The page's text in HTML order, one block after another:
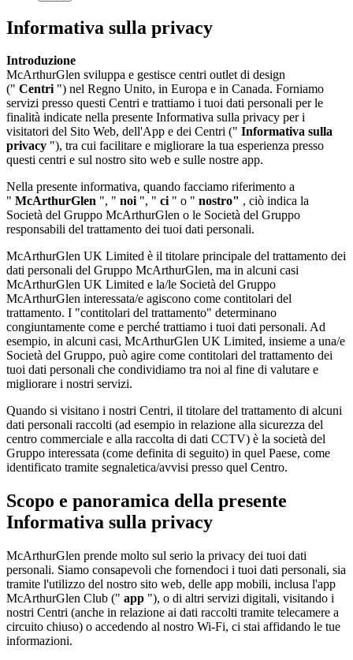
Informativa sulla privacy
Introduzione
McArthurGlen sviluppa e gestisce centri outlet di design
(" Centri") nel Regno Unito, in Europa e in Canada. Forniamo
servizi presso questi Centri e trattiamo i tuoi dati personali per le
finalità indicate nella presente Informativa sulla privacy per i
visitatori del Sito Web, dell'App e dei Centri (" Informativa sulla
privacy "), tra cui facilitare e migliorare la tua esperienza presso
questi centri e sul nostro sito web e sulle nostre app.
Nella presente informativa, quando facciamo riferimento a
" McArthurGlen ", " noi", " ci" o " nostro" , ciò indica la
Società del Gruppo McArthurGlen o le Società del Gruppo
responsabili del trattamento dei tuoi dati personali.
McArthurGlen UK Limited è il titolare principale del trattamento dei
dati personali del Gruppo McArthurGlen, ma in alcuni casi
McArthurGlen UK Limited e la/le Società del Gruppo
McArthurGlen interessata/e agiscono come contitolari del
trattamento. I "contitolari del trattamento" determinano
congiuntamente come e perché trattiamo i tuoi dati personali. Ad
esempio, in alcuni casi, McArthurGlen UK Limited, insieme a una/e
Società del Gruppo, può agire come contitolari del trattamento dei
tuoi dati personali che condividiamo tra noi al fine di valutare e
migliorare i nostri servizi.
Quando si visitano i nostri Centri, il titolare del trattamento di alcuni
dati personali raccolti (ad esempio in relazione alla sicurezza del
centro commerciale e alla raccolta di dati CCTV) è la società del
Gruppo interessata (come definita di seguito) in quel Paese, come
identificato tramite segnaletica/avvisi presso quel Centro.
Scopo e panoramica della presente
Informativa sulla privacy
McArthurGlen prende molto sul serio la privacy dei tuoi dati
personali. Siamo consapevoli che fornendoci i tuoi dati personali, sia
tramite l'utilizzo del nostro sito web, delle app mobili, inclusa l'app
McArthurGlen Club (" app "), o di altri servizi digitali, visitando i
nostri Centri (anche in relazione ai dati raccolti tramite telecamere a
circuito chiuso) o accedendo al nostro Wi-Fi, ci stai affidando le tue
informazioni.